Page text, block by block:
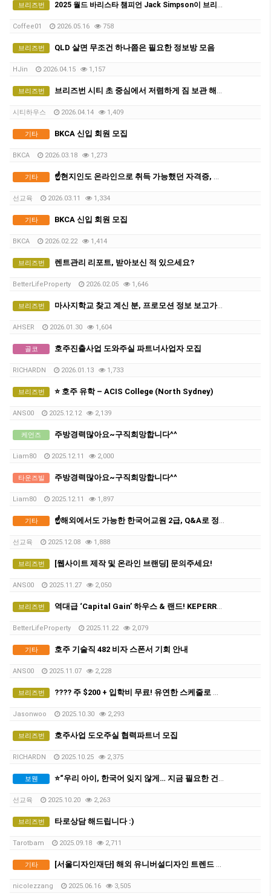
브리즈번 2025 월드 바리스타 챔피언 Jack Simpson이 브리즈번에 옵니다! - The Hideout Team
Coffee01 2026.05.16 758
브리즈번 QLD 살면 무조건 하나쯤은 필요한 정보방 모음
HJin 2026.04.15 1,157
브리즈번 브리즈번 시티 초 중심에서 저렴하게 짐 보관 해드려요
시티하우스 2026.04.14 1,409
기타 BKCA 신입 회원 모집
BKCA 2026.03.18 1,273
기타 ☝️현지인도 온라인으로 취득 가능했던 자격증, 곧 방식 바뀝니다
선교육 2026.03.11 1,334
기타 BKCA 신입 회원 모집
BKCA 2026.02.22 1,414
브리즈번 렌트관리 리포트, 받아보신 적 있으세요?
BetterLifeProperty 2026.02.05 1,646
브리즈번 마사지학교 찾고 계신 분, 프로모션 정보 보고가세요~
AHSER 2026.01.30 1,604
골코 호주진출사업 도와주실 파트너사업자 모집
RICHARDN 2026.01.13 1,733
브리즈번 ⭐ 호주 유학 – ACIS College (North Sydney)
ANS00 2025.12.12 2,139
케언즈 주방경력많아요~구직희망합니다^^
Liam80 2025.12.11 2,000
타운즈빌 주방경력많아요~구직희망합니다^^
Liam80 2025.12.11 1,897
기타 ☝️해외에서도 가능한 한국어교원 2급, Q&A로 정리했다!
선교육 2025.12.08 1,888
브리즈번 [웹사이트 제작 및 온라인 브랜딩] 문의주세요!
ANS00 2025.11.27 2,050
브리즈번 역대급 ‘Capital Gain’ 하우스 & 랜드! KEPERRA, QUARRY “그곳이 알고 싶다”. 브리즈번 특별 ‘합동’ 부동산 세미나.
BetterLifeProperty 2025.11.22 2,079
기타 호주 기술직 482 비자 스폰서 기회 안내
ANS00 2025.11.07 2,228
브리즈번 ???? 주 $200 + 입학비 무료! 유연한 스케줄로 일과 공부 둘 다 잡으세요 ????
Jasonwoo 2025.10.30 2,293
브리즈번 호주사업 도오주실 협력파트너 모집
RICHARDN 2025.10.25 2,375
보웬 ⭐“우리 아이, 한국어 잊지 않게… 지금 필요한 건 한국어교원입니다”⭐
선교육 2025.10.20 2,263
브리즈번 타로상담 해드립니다 :)
Tarotbam 2025.09.18 2,711
기타 [서울디자인재단] 해외 유니버설디자인 트렌드 리포트 모집 안내 (~6/20 KST 15:00)
nicolezzang 2025.06.16 3,505